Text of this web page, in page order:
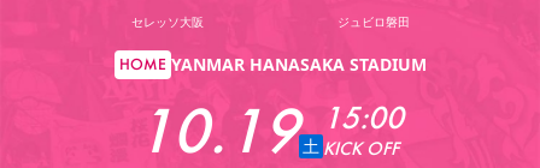
セレッソフットサルパーク
セレッソフットサルパーク長居
セレッソスポーツパーク舞洲
セレッソ大阪アカデミー 子供のサッカースクール
セレッソ大阪 ジュビロ磐田
HOME YANMAR HANASAKA STADIUM
10.19土
15:00
KICK OFF